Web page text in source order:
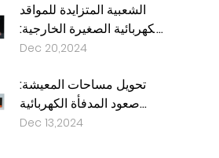
الشعبية المتزايدة للمواقد
الكهربائية الصغيرة الخارجية:
حل تدفئة أنيق وفعال
Dec 20,2024
تحويل مساحات المعيشة:
صعود المدفأة الكهربائية
المثبتة على الحائط الأبيض
Dec 13,2024